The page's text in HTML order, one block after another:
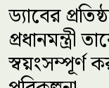
ড্যাবের
প্রধানমন্ত্রী
স্বয়ংসম্পূর্ণ